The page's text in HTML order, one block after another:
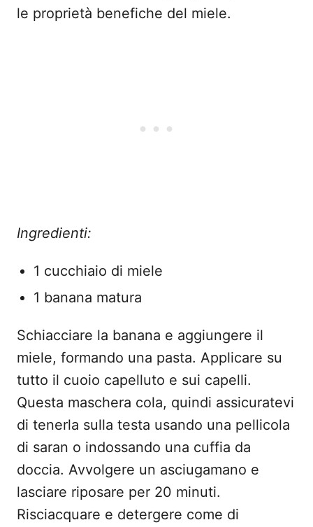
le proprietà benefiche del miele.
Ingredienti:
1 cucchiaio di miele
1 banana matura
Schiacciare la banana e aggiungere il
miele, formando una pasta. Applicare su
tutto il cuoio capelluto e sui capelli.
Questa maschera cola, quindi assicuratevi
di tenerla sulla testa usando una pellicola
di saran o indossando una cuffia da
doccia. Avvolgere un asciugamano e
lasciare riposare per 20 minuti.
Risciacquare e detergere come di